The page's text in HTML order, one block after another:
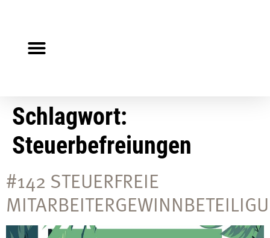
Schlagwort:
Steuerbefreiungen
#142 STEUERFREIE